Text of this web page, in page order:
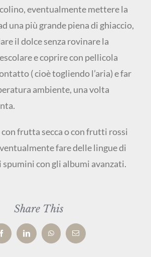
eventualmente mettere la
una più grande piena di ghiaccio,
il dolce senza rovinare la
e coprire con pellicola
( cioè togliendo l’aria) e far
ambiente, una volta
frutta secca o con frutti rossi
fare delle lingue di
con gli albumi avanzati.
Share This
FacebookLinkedInWhatsAppEmail